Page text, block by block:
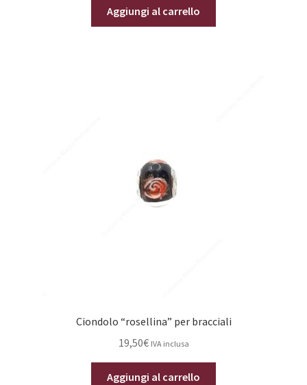
Aggiungi al carrello
Ciondolo “rosellina” per bracciali
19,50€ IVA inclusa
Aggiungi al carrello